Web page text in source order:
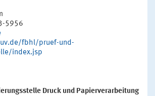
5956
fbhl/pruef-und-
index.jsp
Druck und Papierverarbeitung